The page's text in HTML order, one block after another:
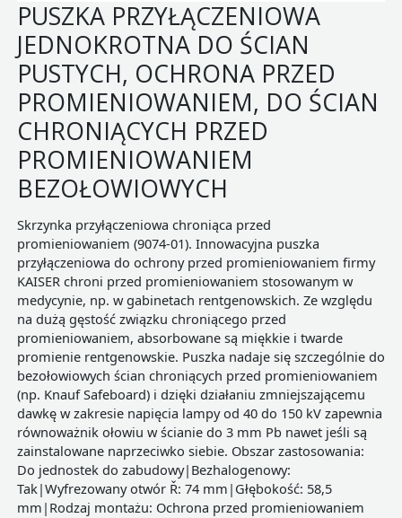
PUSZKA PRZYŁĄCZENIOWA
JEDNOKROTNA DO ŚCIAN
PUSTYCH, OCHRONA PRZED
PROMIENIOWANIEM, DO ŚCIAN
CHRONIĄCYCH PRZED
PROMIENIOWANIEM
BEZOŁOWIOWYCH
Skrzynka przyłączeniowa chroniąca przed
promieniowaniem (9074-01). Innowacyjna puszka
przyłączeniowa do ochrony przed promieniowaniem firmy
KAISER chroni przed promieniowaniem stosowanym w
medycynie, np. w gabinetach rentgenowskich. Ze względu
na dużą gęstość związku chroniącego przed
promieniowaniem, absorbowane są miękkie i twarde
promienie rentgenowskie. Puszka nadaje się szczególnie do
bezołowiowych ścian chroniących przed promieniowaniem
(np. Knauf Safeboard) i dzięki działaniu zmniejszającemu
dawkę w zakresie napięcia lampy od 40 do 150 kV zapewnia
równoważnik ołowiu w ścianie do 3 mm Pb nawet jeśli są
zainstalowane naprzeciwko siebie. Obszar zastosowania:
Do jednostek do zabudowy|Bezhalogenowy:
Tak|Wyfrezowany otwór Ř: 74 mm|Głębokość: 58,5
mm|Rodzaj montażu: Ochrona przed promieniowaniem